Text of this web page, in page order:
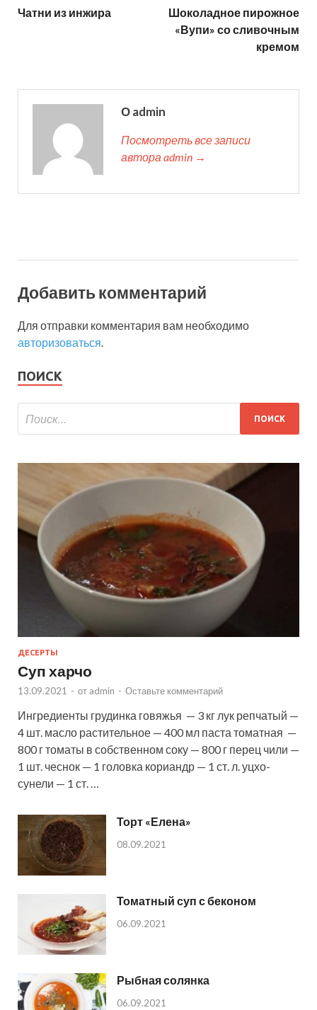
Чатни из инжира
Шоколадное пирожное
«Вупи» со сливочным
кремом
О admin
Посмотреть все записи
автора admin →
Добавить комментарий
Для отправки комментария вам необходимо
авторизоваться.
ПОИСК
ДЕСЕРТЫ
Суп харчо
13.09.2021 - от admin - Оставьте комментарий
Ингредиенты грудинка говяжья — 3 кг лук репчатый —
4 шт. масло растительное — 400 мл паста томатная —
800 г томаты в собственном соку — 800 г перец чили —
1 шт. чеснок — 1 головка кориандр — 1 ст. л. уцхо-
сунели — 1 ст. …
Торт «Елена»
08.09.2021
Томатный суп с беконом
06.09.2021
Рыбная солянка
06.09.2021